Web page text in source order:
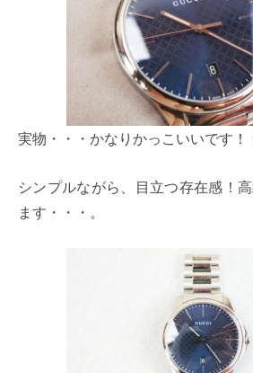
実物・・・かなりかっこいいです！
シンプルながら、目立つ存在感！
ます・・・。